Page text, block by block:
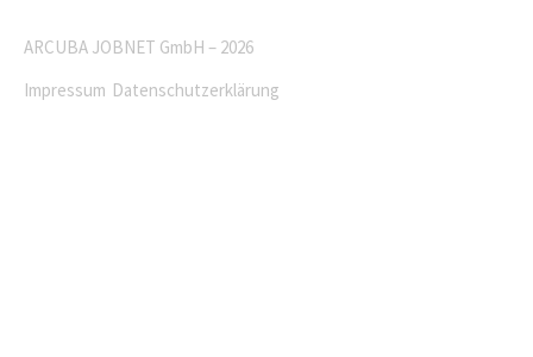
ARCUBA JOBNET GmbH – 2026
Impressum Datenschutzerklärung